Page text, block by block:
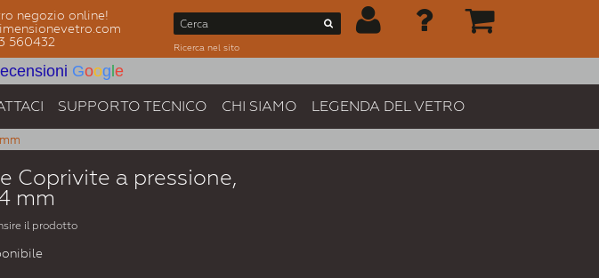
negozio online!
560432
Ricerca nel sito
Goog e
SUPPORTO TECNICO CHI SIAMO LEGENDA DEL VETRO
Coprivite a pressione,
mm
il prodotto